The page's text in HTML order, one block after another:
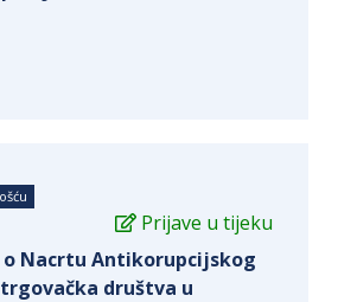
Prijave u tijeku
Nacrtu Antikorupcijskog
društva u